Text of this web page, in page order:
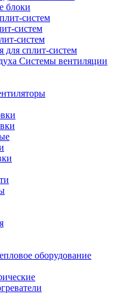
блоки
систем
систем
систем
для сплит-систем
Системы вентиляции
оборудование